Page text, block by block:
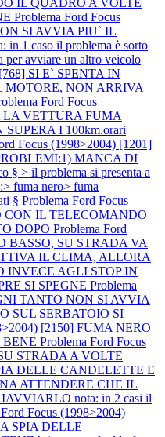
Problema Ford Focus
SI AVVIA PIU` IL
in 1 caso il problema è sorto
per avviare un altro veicolo
SI E` SPENTA IN
MOTORE, NON ARRIVA
Ford Focus
LA VETTURA FUMA
I 100km.orari
Focus (1998>2004) [1201]
MANCA DI
§ > il problema si presenta a
fuma nero> fuma
§ Problema Ford Focus
CON IL TELECOMANDO
DOPO Problema Ford
BASSO, SU STRADA VA
IL CLIMA, ALLORA
INVECE AGLI STOP IN
SI SPEGNE Problema
TANTO NON SI AVVIA
SUL SERBATOIO SI
[2150] FUMA NERO
BENE Problema Ford Focus
STRADA A VOLTE
DELLE CANDELETTE E
ATTENDERE CHE IL
nota: in 2 casi il
Focus (1998>2004)
SPIA DELLE